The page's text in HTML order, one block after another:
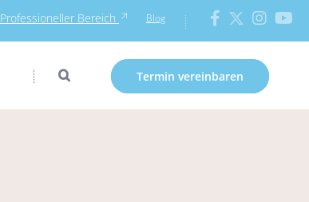
Professioneller Bereich Blog
Termin vereinbaren